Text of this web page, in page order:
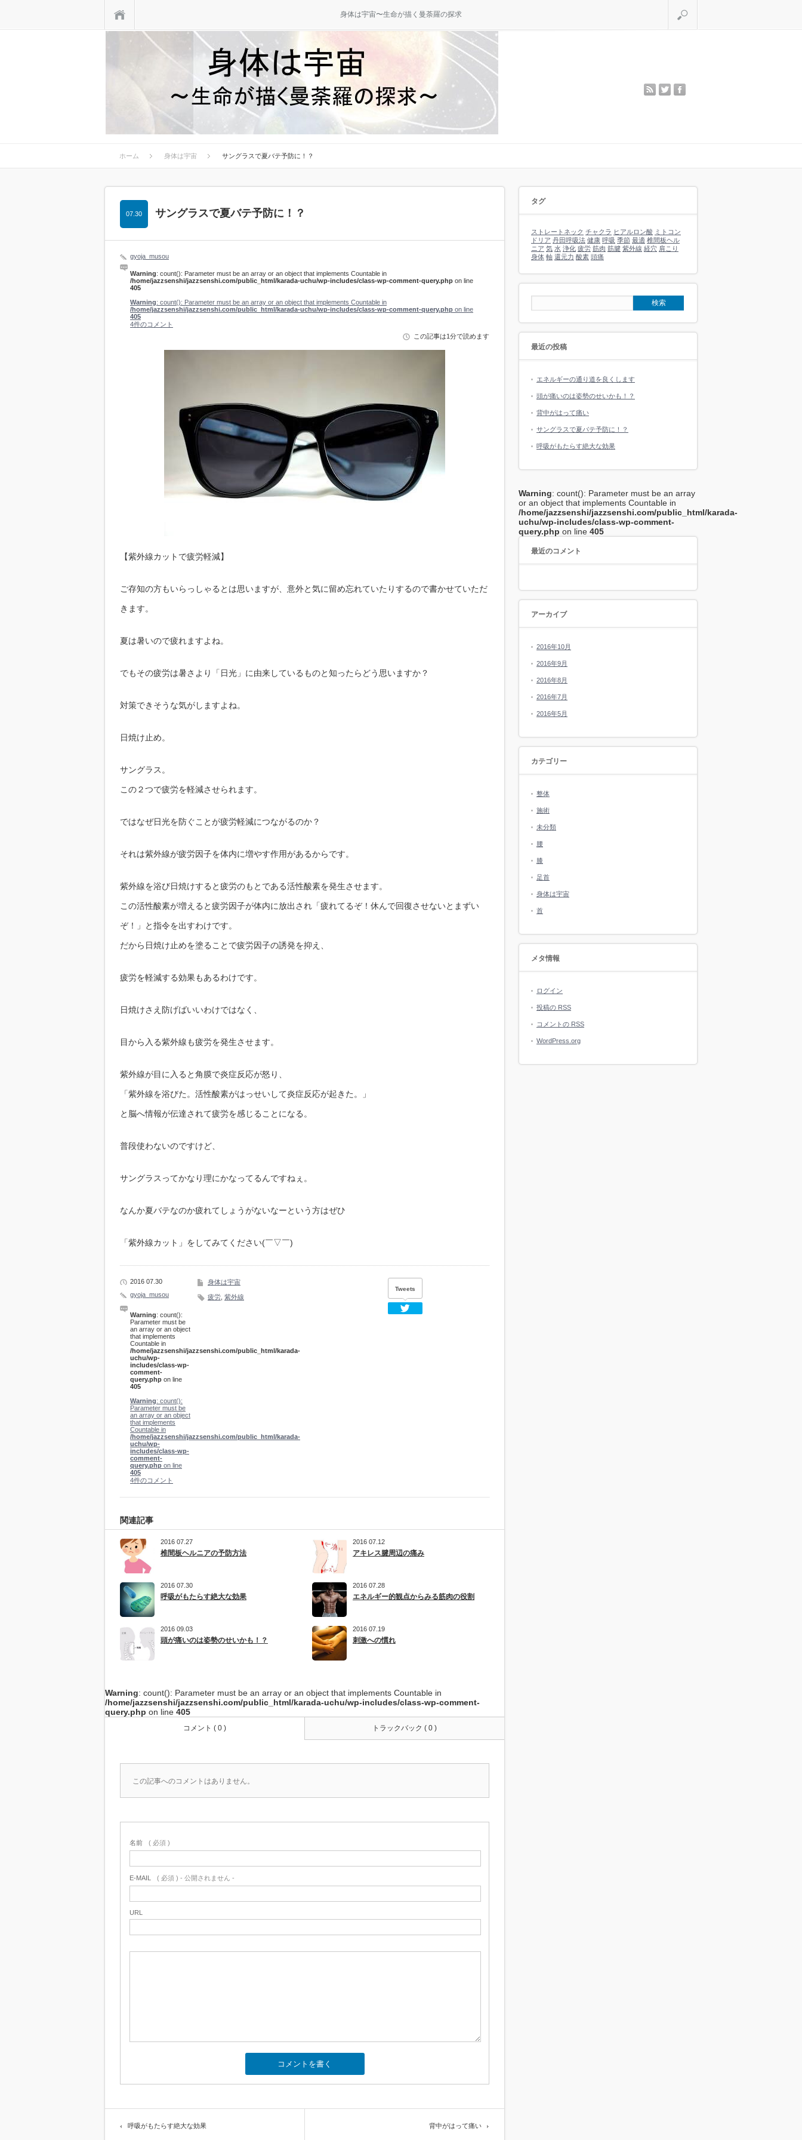
身体は宇宙〜生命が描く曼荼羅の探求
rss twitter
ホーム 身体は宇宙 サングラスで夏バテ予防に！？
サングラスで夏バテ予防に！？
07.30
gyoja_musou
Warning: count(): Parameter must be an array or an object that implements Countable in
/home/jazzsenshi/jazzsenshi.com/public_html/karada-uchu/wp-includes/class-wp-comment-query.php on line
405
Warning: count(): Parameter must be an array or an object that implements Countable in
/home/jazzsenshi/jazzsenshi.com/public_html/karada-uchu/wp-includes/class-wp-comment-query.php on line
405
4件のコメント
この記事は1分で読めます
【紫外線カットで疲労軽減】
ご存知の方もいらっしゃるとは思いますが、意外と気に留め忘れていたりするので書かせていただ
きます。
夏は暑いので疲れますよね。
でもその疲労は暑さより「日光」に由来しているものと知ったらどう思いますか？
対策できそうな気がしますよね。
日焼け止め。
サングラス。
この２つで疲労を軽減させられます。
ではなぜ日光を防ぐことが疲労軽減につながるのか？
それは紫外線が疲労因子を体内に増やす作用があるからです。
紫外線を浴び日焼けすると疲労のもとである活性酸素を発生させます。
この活性酸素が増えると疲労因子が体内に放出され「疲れてるぞ！休んで回復させないとまずい
ぞ！」と指令を出すわけです。
だから日焼け止めを塗ることで疲労因子の誘発を抑え、
疲労を軽減する効果もあるわけです。
日焼けさえ防げばいいわけではなく、
目から入る紫外線も疲労を発生させます。
紫外線が目に入ると角膜で炎症反応が怒り、
「紫外線を浴びた。活性酸素がはっせいして炎症反応が起きた。」
と脳へ情報が伝達されて疲労を感じることになる。
普段使わないのですけど、
サングラスってかなり理にかなってるんですねぇ。
なんか夏バテなのか疲れてしょうがないなーという方はぜひ
「紫外線カット」をしてみてください(￣▽￣)
2016 07.30
gyoja_musou
Warning: count():
Parameter must be
an array or an object
that implements
Countable in
/home/jazzsenshi/jazzsenshi.com/public_html/karada-
uchu/wp-
includes/class-wp-
comment-
query.php on line
405
Warning: count():
Parameter must be
an array or an object
that implements
Countable in
/home/jazzsenshi/jazzsenshi.com/public_html/karada-
uchu/wp-
includes/class-wp-
comment-
query.php on line
405
4件のコメント
身体は宇宙
疲労 紫外線
Tweets
関連記事
2016 07.27
椎間板ヘルニアの予防方法
2016 07.12
アキレス腱周辺の痛み
2016 07.30
呼吸がもたらす絶大な効果
2016 07.28
エネルギー的観点からみる筋肉の役割
2016 09.03
頭が痛いのは姿勢のせいかも！？
2016 07.19
刺激への慣れ
Warning: count(): Parameter must be an array or an object that implements Countable in
/home/jazzsenshi/jazzsenshi.com/public_html/karada-uchu/wp-includes/class-wp-comment-
query.php on line 405
コメント ( 0 ) トラックバック ( 0 )
この記事へのコメントはありません。
名前 ( 必須 )
E-MAIL ( 必須 ) - 公開されません -
URL
呼吸がもたらす絶大な効果 背中がはって痛い
タグ
ストレートネック チャクラ ヒアルロン酸 ミトコン
ドリア 丹田呼吸法 健康 呼吸 季節 最適 椎間板ヘル
ニア 気 水 浄化 疲労 筋肉 筋腱 紫外線 経穴 肩こり
身体 軸 還元力 酸素 頭痛
最近の投稿
エネルギーの通り道を良くします
頭が痛いのは姿勢のせいかも！？
背中がはって痛い
サングラスで夏バテ予防に！？
呼吸がもたらす絶大な効果
Warning: count(): Parameter must be an array
or an object that implements Countable in
/home/jazzsenshi/jazzsenshi.com/public_html/karada-
uchu/wp-includes/class-wp-comment-
query.php on line 405
最近のコメント
アーカイブ
2016年10月
2016年9月
2016年8月
2016年7月
2016年5月
カテゴリー
整体
施術
未分類
腰
膝
足首
身体は宇宙
首
メタ情報
ログイン
投稿の RSS
コメントの RSS
WordPress.org